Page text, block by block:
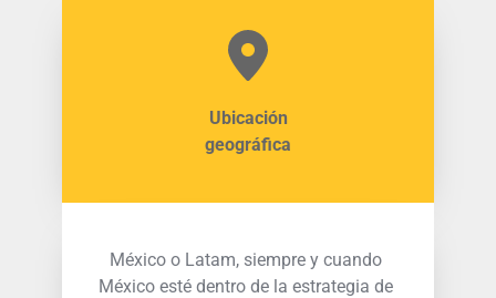
Ubicación
geográfica
México o Latam, siempre y cuando
México esté dentro de la estrategia de